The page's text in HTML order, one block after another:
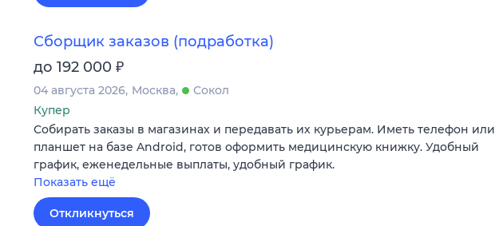
Сборщик заказов (подработка)
до 192 000 ₽
04 августа 2026 Москва
Сокол
Купер
Собирать заказы в магазинах и передавать их курьерам. Иметь телефон или
планшет на базе Android, готов оформить медицинскую книжку. Удобный
график, еженедельные выплаты, удобный график.
Показать ещё
Откликнуться